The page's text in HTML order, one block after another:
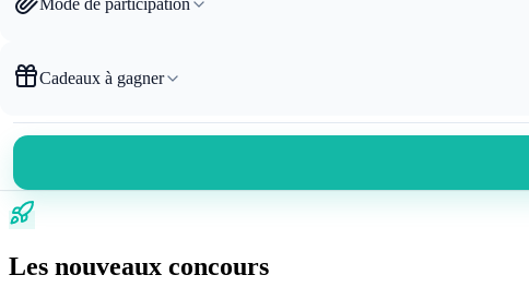
Mode de participation
Cadeaux à gagner
Les nouveaux concours